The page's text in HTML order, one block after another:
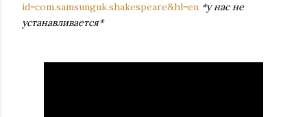
id=com.samsunguk.shakespeare&hl=en *у нас не
устанавливается*